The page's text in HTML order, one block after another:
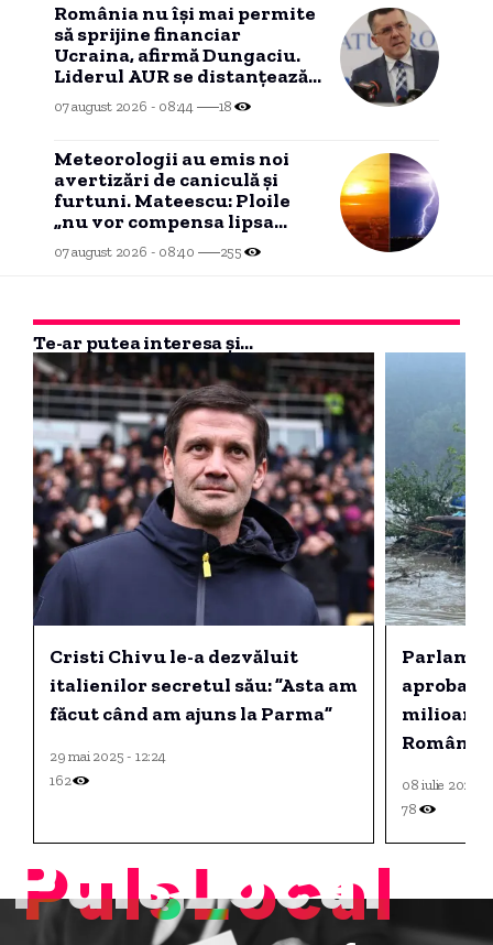
România nu își mai permite
să sprijine financiar
Ucraina, afirmă Dungaciu.
Liderul AUR se distanțează
de discursul lui Simion.
07 august 2026 - 08:44 18
Meteorologii au emis noi
avertizări de caniculă și
furtuni. Mateescu: Ploile
„nu vor compensa lipsa
acută” de apă
07 august 2026 - 08:40 255
Te-ar putea interesa și...
Cristi Chivu le-a dezvăluit
italienilor secretul său: ”Asta am
făcut când am ajuns la Parma”
29 mai 2025 - 12:24
162
aprobat
milioane
08 iulie 2026 -
78
PulsLocal